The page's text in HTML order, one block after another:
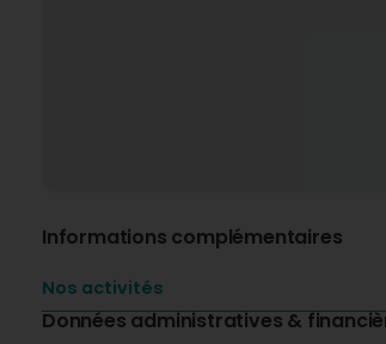
Informations complémentaires
Nos activités
Données administratives &